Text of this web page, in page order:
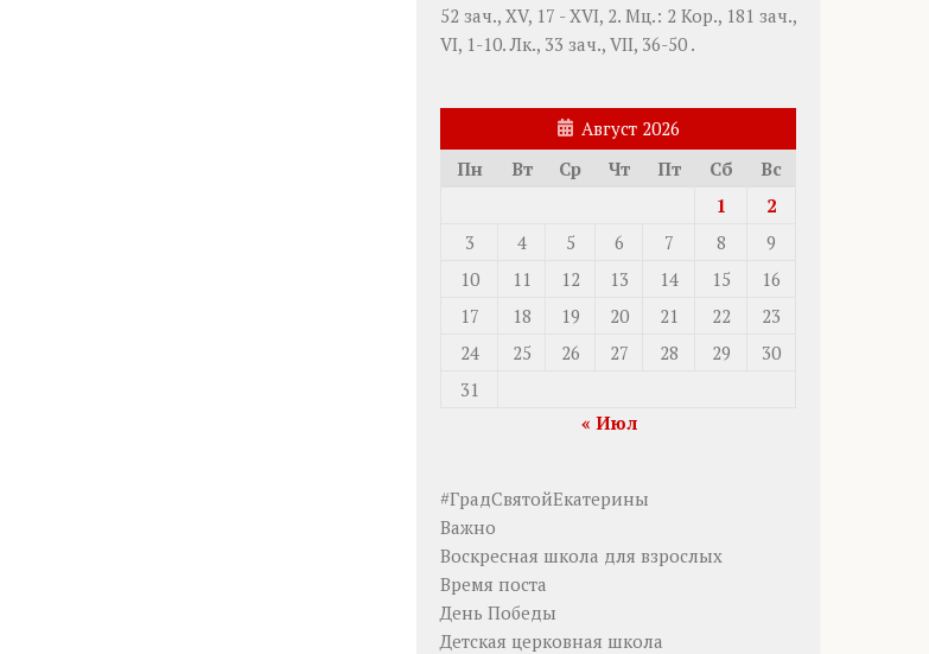
52 зач., XV, 17 - XVI, 2. Мц.: 2 Кор., 181 зач.,
VI, 1-10. Лк., 33 зач., VII, 36-50 .
Август 2026
Пн
Вт Ср Чт Пт Сб
Вс
1
2
3
4 5 6 7 8
9
10
11 12 13 14 15
16
17
18 19 20 21 22
23
24
25 26 27 28 29
30
31
« Июл
#ГрадСвятойЕкатерины
Важно
Воскресная школа для взрослых
Время поста
День Победы
Детская церковная школа